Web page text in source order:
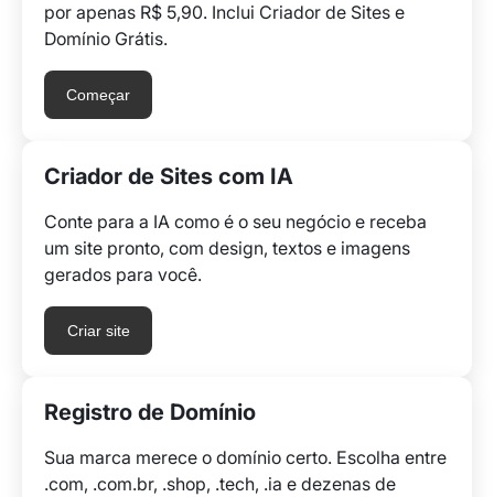
por apenas R$ 5,90. Inclui Criador de Sites e
Domínio Grátis.
Começar
Criador de Sites com IA
Conte para a IA como é o seu negócio e receba
um site pronto, com design, textos e imagens
gerados para você.
Criar site
Registro de Domínio
Sua marca merece o domínio certo. Escolha entre
.com, .com.br, .shop, .tech, .ia e dezenas de